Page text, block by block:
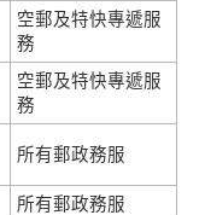
空郵及特快專遞服
務
空郵及特快專遞服
務
所有郵政務服
所有郵政務服